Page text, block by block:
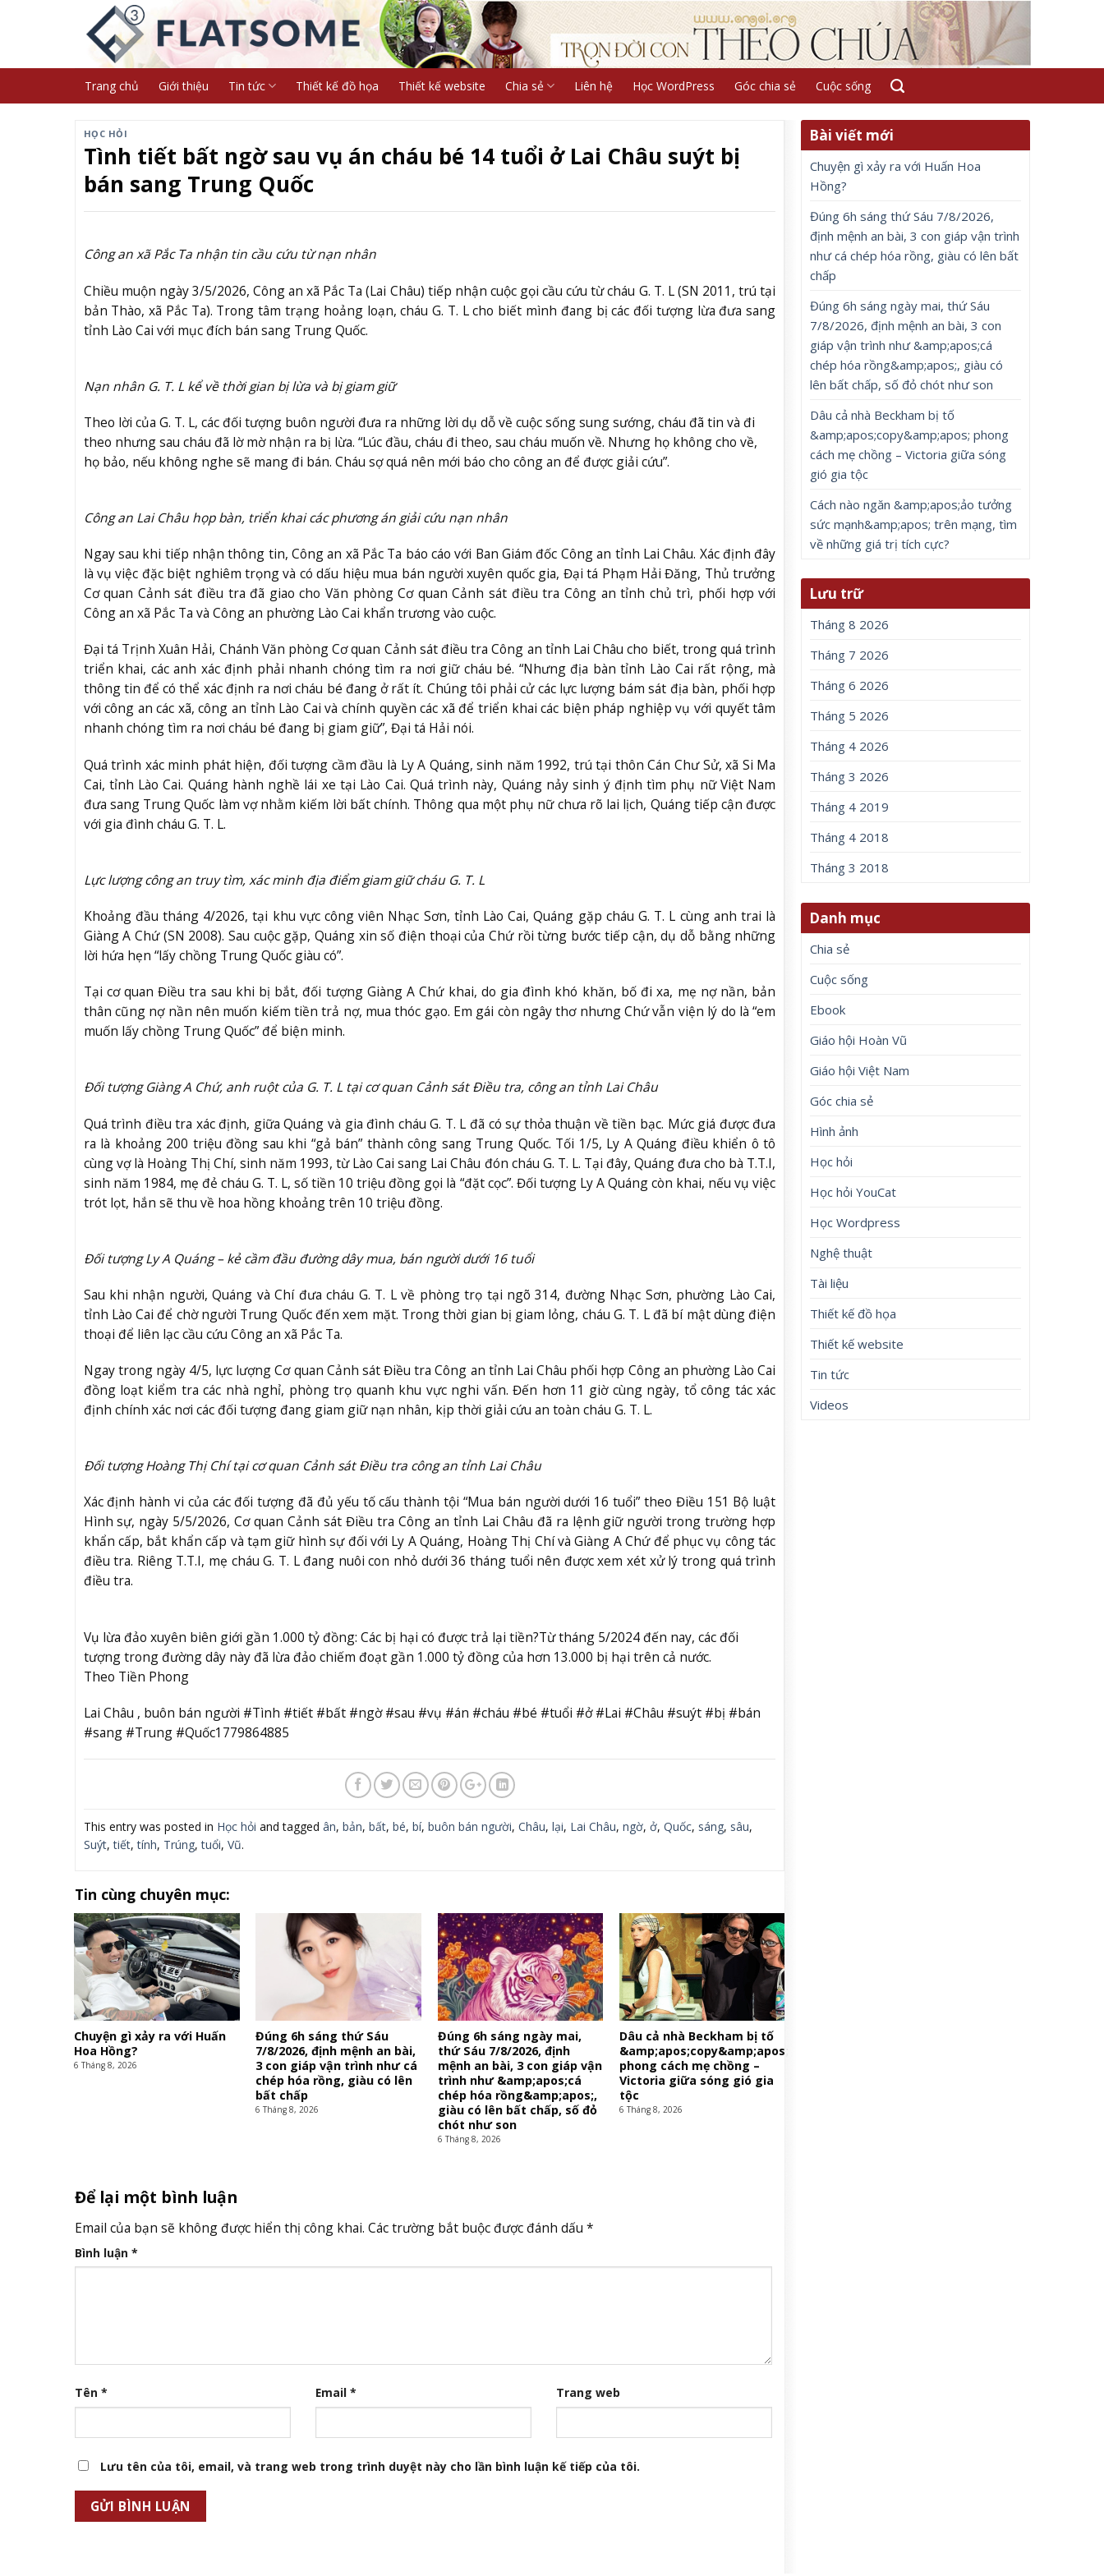
Trang chủ Giới thiệu Tin tức Thiết kế đồ họa Thiết kế website Chia sẻ Liên hệ Học WordPress Góc chia sẻ Cuộc sống
HỌC HỎI
Tình tiết bất ngờ sau vụ án cháu bé 14 tuổi ở Lai Châu suýt bị
bán sang Trung Quốc
Công an xã Pắc Ta nhận tin cầu cứu từ nạn nhân
Chiều muộn ngày 3/5/2026, Công an xã Pắc Ta (Lai Châu) tiếp nhận cuộc gọi cầu cứu từ cháu G. T. L (SN 2011, trú tại
bản Thào, xã Pắc Ta). Trong tâm trạng hoảng loạn, cháu G. T. L cho biết mình đang bị các đối tượng lừa đưa sang
tỉnh Lào Cai với mục đích bán sang Trung Quốc.
Nạn nhân G. T. L kể về thời gian bị lừa và bị giam giữ
Theo lời của G. T. L, các đối tượng buôn người đưa ra những lời dụ dỗ về cuộc sống sung sướng, cháu đã tin và đi
theo nhưng sau cháu đã lờ mờ nhận ra bị lừa. “Lúc đầu, cháu đi theo, sau cháu muốn về. Nhưng họ không cho về,
họ bảo, nếu không nghe sẽ mang đi bán. Cháu sợ quá nên mới báo cho công an để được giải cứu”.
Công an Lai Châu họp bàn, triển khai các phương án giải cứu nạn nhân
Ngay sau khi tiếp nhận thông tin, Công an xã Pắc Ta báo cáo với Ban Giám đốc Công an tỉnh Lai Châu. Xác định đây
là vụ việc đặc biệt nghiêm trọng và có dấu hiệu mua bán người xuyên quốc gia, Đại tá Phạm Hải Đăng, Thủ trưởng
Cơ quan Cảnh sát điều tra đã giao cho Văn phòng Cơ quan Cảnh sát điều tra Công an tỉnh chủ trì, phối hợp với
Công an xã Pắc Ta và Công an phường Lào Cai khẩn trương vào cuộc.
Đại tá Trịnh Xuân Hải, Chánh Văn phòng Cơ quan Cảnh sát điều tra Công an tỉnh Lai Châu cho biết, trong quá trình
triển khai, các anh xác định phải nhanh chóng tìm ra nơi giữ cháu bé. “Nhưng địa bàn tỉnh Lào Cai rất rộng, mà
thông tin để có thể xác định ra nơi cháu bé đang ở rất ít. Chúng tôi phải cử các lực lượng bám sát địa bàn, phối hợp
với công an các xã, công an tỉnh Lào Cai và chính quyền các xã để triển khai các biện pháp nghiệp vụ với quyết tâm
nhanh chóng tìm ra nơi cháu bé đang bị giam giữ”, Đại tá Hải nói.
Quá trình xác minh phát hiện, đối tượng cầm đầu là Ly A Quáng, sinh năm 1992, trú tại thôn Cán Chư Sử, xã Si Ma
Cai, tỉnh Lào Cai. Quáng hành nghề lái xe tại Lào Cai. Quá trình này, Quáng nảy sinh ý định tìm phụ nữ Việt Nam
đưa sang Trung Quốc làm vợ nhằm kiếm lời bất chính. Thông qua một phụ nữ chưa rõ lai lịch, Quáng tiếp cận được
với gia đình cháu G. T. L.
Lực lượng công an truy tìm, xác minh địa điểm giam giữ cháu G. T. L
Khoảng đầu tháng 4/2026, tại khu vực công viên Nhạc Sơn, tỉnh Lào Cai, Quáng gặp cháu G. T. L cùng anh trai là
Giàng A Chứ (SN 2008). Sau cuộc gặp, Quáng xin số điện thoại của Chứ rồi từng bước tiếp cận, dụ dỗ bằng những
lời hứa hẹn “lấy chồng Trung Quốc giàu có”.
Tại cơ quan Điều tra sau khi bị bắt, đối tượng Giàng A Chứ khai, do gia đình khó khăn, bố đi xa, mẹ nợ nần, bản
thân cũng nợ nần nên muốn kiếm tiền trả nợ, mua thóc gạo. Em gái còn ngây thơ nhưng Chứ vẫn viện lý do là “em
muốn lấy chồng Trung Quốc” để biện minh.
Đối tượng Giàng A Chứ, anh ruột của G. T. L tại cơ quan Cảnh sát Điều tra, công an tỉnh Lai Châu
Quá trình điều tra xác định, giữa Quáng và gia đình cháu G. T. L đã có sự thỏa thuận về tiền bạc. Mức giá được đưa
ra là khoảng 200 triệu đồng sau khi “gả bán” thành công sang Trung Quốc. Tối 1/5, Ly A Quáng điều khiển ô tô
cùng vợ là Hoàng Thị Chí, sinh năm 1993, từ Lào Cai sang Lai Châu đón cháu G. T. L. Tại đây, Quáng đưa cho bà T.T.I,
sinh năm 1984, mẹ đẻ cháu G. T. L, số tiền 10 triệu đồng gọi là “đặt cọc”. Đối tượng Ly A Quáng còn khai, nếu vụ việc
trót lọt, hắn sẽ thu về hoa hồng khoảng trên 10 triệu đồng.
Đối tượng Ly A Quáng – kẻ cầm đầu đường dây mua, bán người dưới 16 tuổi
Sau khi nhận người, Quáng và Chí đưa cháu G. T. L về phòng trọ tại ngõ 314, đường Nhạc Sơn, phường Lào Cai,
tỉnh Lào Cai để chờ người Trung Quốc đến xem mặt. Trong thời gian bị giam lỏng, cháu G. T. L đã bí mật dùng điện
thoại để liên lạc cầu cứu Công an xã Pắc Ta.
Ngay trong ngày 4/5, lực lượng Cơ quan Cảnh sát Điều tra Công an tỉnh Lai Châu phối hợp Công an phường Lào Cai
đồng loạt kiểm tra các nhà nghỉ, phòng trọ quanh khu vực nghi vấn. Đến hơn 11 giờ cùng ngày, tổ công tác xác
định chính xác nơi các đối tượng đang giam giữ nạn nhân, kịp thời giải cứu an toàn cháu G. T. L.
Đối tượng Hoàng Thị Chí tại cơ quan Cảnh sát Điều tra công an tỉnh Lai Châu
Xác định hành vi của các đối tượng đã đủ yếu tố cấu thành tội “Mua bán người dưới 16 tuổi” theo Điều 151 Bộ luật
Hình sự, ngày 5/5/2026, Cơ quan Cảnh sát Điều tra Công an tỉnh Lai Châu đã ra lệnh giữ người trong trường hợp
khẩn cấp, bắt khẩn cấp và tạm giữ hình sự đối với Ly A Quáng, Hoàng Thị Chí và Giàng A Chứ để phục vụ công tác
điều tra. Riêng T.T.I, mẹ cháu G. T. L đang nuôi con nhỏ dưới 36 tháng tuổi nên được xem xét xử lý trong quá trình
điều tra.
Vụ lừa đảo xuyên biên giới gần 1.000 tỷ đồng: Các bị hại có được trả lại tiền?Từ tháng 5/2024 đến nay, các đối
tượng trong đường dây này đã lừa đảo chiếm đoạt gần 1.000 tỷ đồng của hơn 13.000 bị hại trên cả nước.
Theo Tiền Phong
Lai Châu , buôn bán người #Tình #tiết #bất #ngờ #sau #vụ #án #cháu #bé #tuổi #ở #Lai #Châu #suýt #bị #bán
#sang #Trung #Quốc1779864885
This entry was posted in Học hỏi and tagged ân, bản, bất, bé, bí, buôn bán người, Châu, lại, Lai Châu, ngờ, ở, Quốc, sáng, sâu,
Suýt,tiết,tính, Trúng,tuổi, Vũ.
Tin cùng chuyên mục:
Chuyện gì xảy ra với Huấn
Hoa Hồng?
6 Tháng 8, 2026
Đúng 6h sáng thứ Sáu
7/8/2026, định mệnh an bài,
3 con giáp vận trình như cá
chép hóa rồng, giàu có lên
bất chấp
6 Tháng 8, 2026
Đúng 6h sáng ngày mai,
thứ Sáu 7/8/2026, định
mệnh an bài, 3 con giáp vận
trình như &amp;apos;cá
chép hóa rồng&amp;apos;,
giàu có lên bất chấp, số đỏ
chót như son
6 Tháng 8, 2026
Dâu cả nhà Beckham bị tố
&amp;apos;copy&amp;apos;
phong cách mẹ chồng –
Victoria giữa sóng gió gia
tộc
6 Tháng 8, 2026
Để lại một bình luận
Email của bạn sẽ không được hiển thị công khai. Các trường bắt buộc được đánh dấu *
Bình luận *
Tên * Email * Trang web
Lưu tên của tôi, email, và trang web trong trình duyệt này cho lần bình luận kế tiếp của tôi.
Bài viết mới
Chuyện gì xảy ra với Huấn Hoa
Hồng?
Đúng 6h sáng thứ Sáu 7/8/2026,
định mệnh an bài, 3 con giáp vận trình
như cá chép hóa rồng, giàu có lên bất
chấp
Đúng 6h sáng ngày mai, thứ Sáu
7/8/2026, định mệnh an bài, 3 con
giáp vận trình như &amp;apos;cá
chép hóa rồng&amp;apos;, giàu có
lên bất chấp, số đỏ chót như son
Dâu cả nhà Beckham bị tố
&amp;apos;copy&amp;apos; phong
cách mẹ chồng – Victoria giữa sóng
gió gia tộc
Cách nào ngăn &amp;apos;ảo tưởng
sức mạnh&amp;apos; trên mạng, tìm
về những giá trị tích cực?
Lưu trữ
Tháng 8 2026
Tháng 7 2026
Tháng 6 2026
Tháng 5 2026
Tháng 4 2026
Tháng 3 2026
Tháng 4 2019
Tháng 4 2018
Tháng 3 2018
Danh mục
Chia sẻ
Cuộc sống
Ebook
Giáo hội Hoàn Vũ
Giáo hội Việt Nam
Góc chia sẻ
Hình ảnh
Học hỏi
Học hỏi YouCat
Học Wordpress
Nghệ thuật
Tài liệu
Thiết kế đồ họa
Thiết kế website
Tin tức
Videos